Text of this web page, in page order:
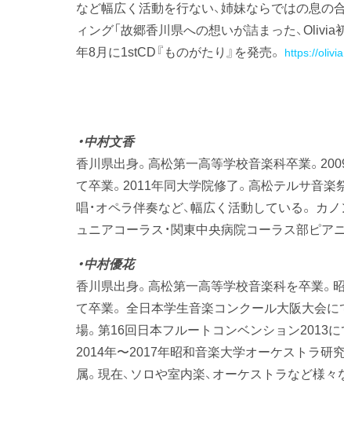
など幅広く活動を行ない、姉妹ならではの息
ィング「故郷香川県への想いが詰まった、Olivia
年8月に1stCD『ものがたり』を発売。
https://
・中村文香
香川県出身。高松第一高等学校音楽科卒業。
て卒業。2011年同大学院修了。高松テルサ音楽
唱・オペラ伴奏など、幅広く活動している。
ュニアコーラス・関東中央病院コーラス部ピア
・中村優花
香川県出身。高松第一高等学校音楽科を卒業。
て卒業。 全日本学生音楽コンクール大阪大会
場。第16回日本フルートコンベンション2013
2014年〜2017年昭和音楽大学オーケストラ研
属。現在、ソロや室内楽、オーケストラなど様々